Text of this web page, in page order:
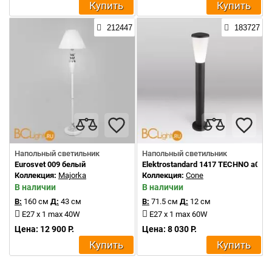
Купить Купить
212447
Напольный светильник
Eurosvet 009 белый
Коллекция: Majorka
В наличии
В: 160 см Д: 43 см
E27 x 1 max 40W
Цена: 12 900 Р.
Купить
183727
Напольный светильник
Elektrostandard 1417 TECHNO
Коллекция: Cone
В наличии
В: 71.5 см Д: 12 см
E27 x 1 max 60W
Цена: 8 030 Р.
Купить